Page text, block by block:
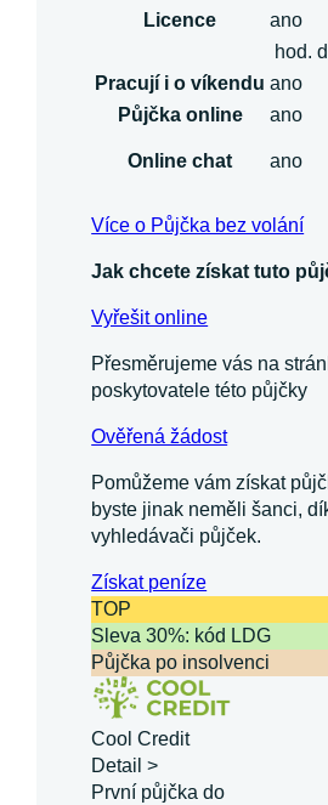
Licence
ano
hod.
Pracují i o víkendu ano
Půjčka online
ano
Online chat ano
Více o Půjčka bez volání
Jak chcete získat tuto
Vyřešit online
Přesměrujeme vás na
poskytovatele této půjčky
Ověřená žádost
Pomůžeme vám získat
byste jinak neměli šanci,
vyhledávači půjček.
Získatpeníze
TOP
Sleva 30%: kód LDG
Půjčka po insolvenci
Cool Credit
Detail >
První půjčka do